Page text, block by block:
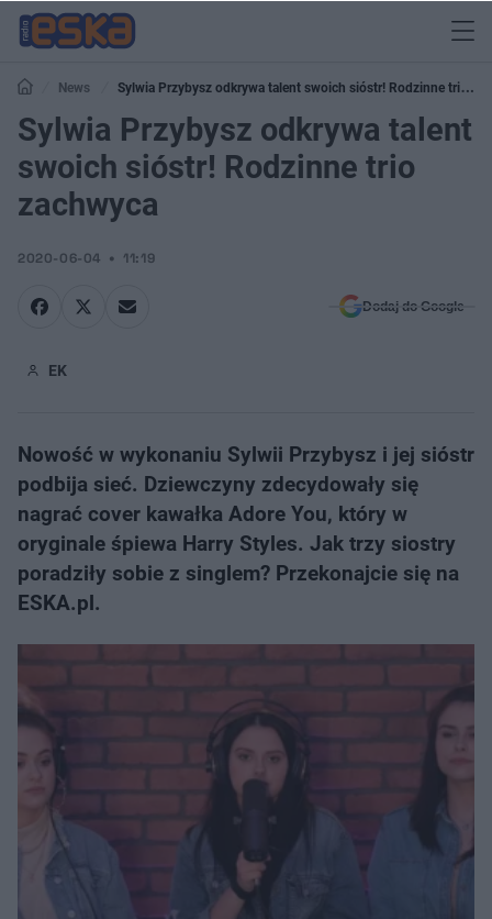
News
Sylwia Przybysz odkrywa talent swoich sióstr! Rodzinne trio
zachwyca
Sylwia Przybysz odkrywa talent
swoich sióstr! Rodzinne trio
zachwyca
2020-06-04 11:19
Dodaj do Google
EK
Nowość w wykonaniu Sylwii Przybysz i jej sióstr
podbija sieć. Dziewczyny zdecydowały się
nagrać cover kawałka Adore You, który w
oryginale śpiewa Harry Styles. Jak trzy siostry
poradziły sobie z singlem? Przekonajcie się na
ESKA.pl.